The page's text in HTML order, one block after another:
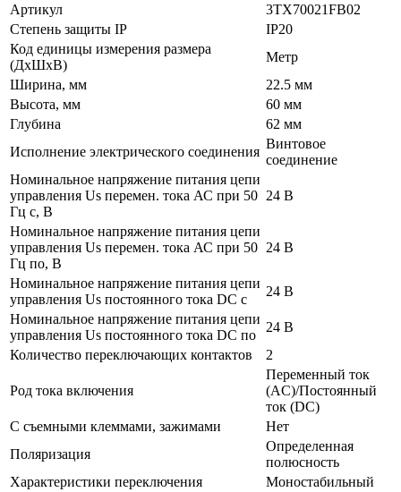
Артикул
3TX70021FB02
Степень защиты IP
IP20
Код единицы измерения размера
(ДхШхВ)
Метр
Ширина, мм
22.5 мм
Высота, мм
60 мм
Глубина
62 мм
Исполнение электрического соединения
Винтовое
соединение
Номинальное напряжение питания цепи
управления Us перемен. тока АС при 50
Гц с, В
24 В
Номинальное напряжение питания цепи
управления Us перемен. тока АС при 50
Гц по, В
24 В
Номинальное напряжение питания цепи
управления Us постоянного тока DC с
24 В
Номинальное напряжение питания цепи
управления Us постоянного тока DC по
24 В
Количество переключающих контактов
2
Род тока включения
Переменный ток
(AC)/Постоянный
ток (DC)
С съемными клеммами, зажимами
Нет
Поляризация
Определенная
полюсность
Характеристики переключения
Моностабильный